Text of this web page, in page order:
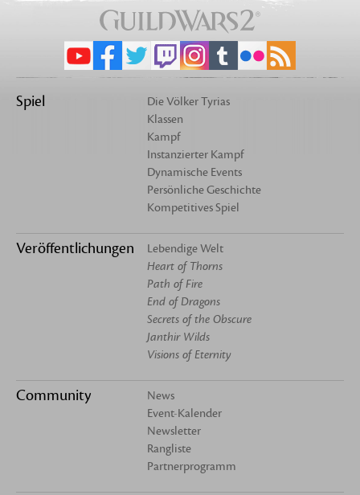
Spiel
Die Völker Tyrias
Klassen
Kampf
Instanzierter Kampf
Dynamische Events
Persönliche Geschichte
Kompetitives Spiel
Veröffentlichungen
Lebendige Welt
Heart of Thorns
Path of Fire
End of Dragons
Secrets of the Obscure
Janthir Wilds
Visions of Eternity
Community
News
Event-Kalender
Newsletter
Rangliste
Partnerprogramm